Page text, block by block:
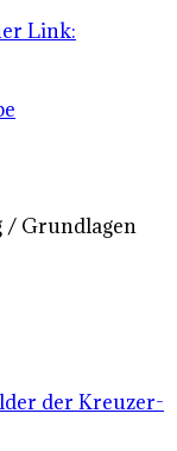
Link:
/ Grundlagen
der Kreuzer-